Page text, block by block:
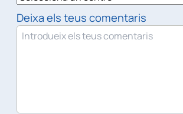
Deixa els teus comentaris